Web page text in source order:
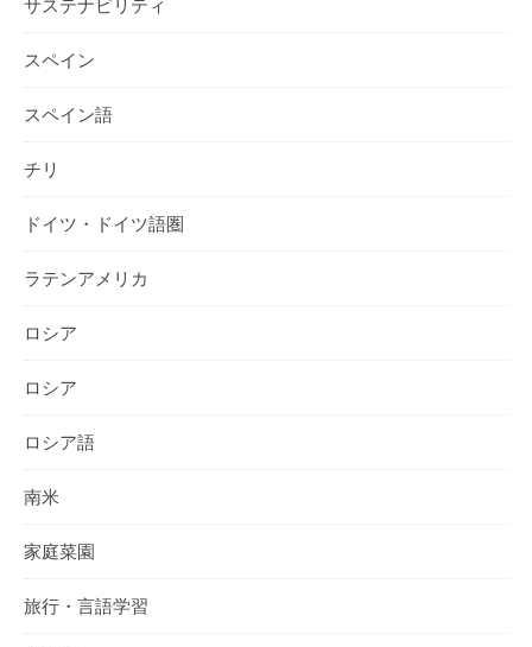
サステナビリティ
スペイン
スペイン語
チリ
ドイツ・ドイツ語圏
ラテンアメリカ
ロシア
ロシア
ロシア語
南米
家庭菜園
旅行・言語学習